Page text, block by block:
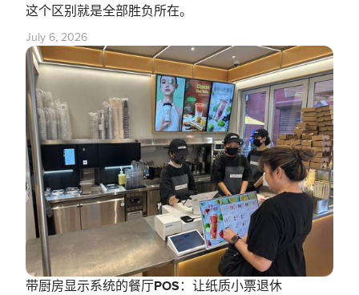
这个区别就是全部胜负所在。
July 6, 2026
带厨房显示系统的餐厅POS：让纸质小票退休